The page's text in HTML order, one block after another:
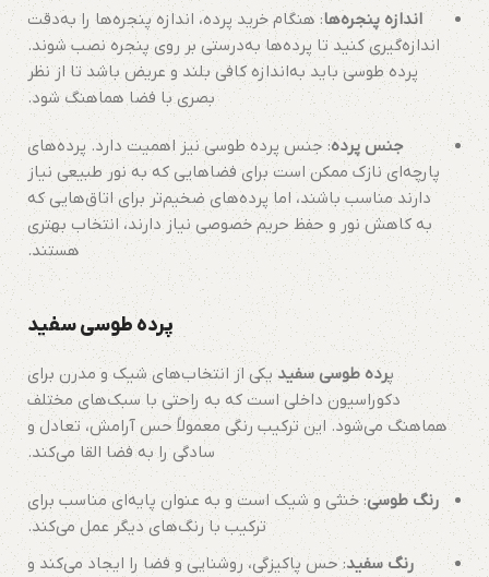
اندازه پنجره‌ها: هنگام خرید پرده، اندازه پنجره‌ها را به‌دقت
اندازه‌گیری کنید تا پرده‌ها به‌درستی بر روی پنجره نصب شوند.
پرده طوسی باید به‌اندازه کافی بلند و عریض باشد تا از نظر
بصری با فضا هماهنگ شود.
جنس پرده: جنس پرده طوسی نیز اهمیت دارد. پرده‌های
پارچه‌ای نازک ممکن است برای فضاهایی که به نور طبیعی نیاز
دارند مناسب باشند، اما پرده‌های ضخیم‌تر برای اتاق‌هایی که
به کاهش نور و حفظ حریم خصوصی نیاز دارند، انتخاب بهتری
هستند.
پرده طوسی سفید
پرده طوسی سفید یکی از انتخاب‌های شیک و مدرن برای
دکوراسیون داخلی است که به راحتی با سبک‌های مختلف
هماهنگ می‌شود. این ترکیب رنگی معمولاً حس آرامش، تعادل و
سادگی را به فضا القا می‌کند.
رنگ طوسی: خنثی و شیک است و به عنوان پایه‌ای مناسب برای
ترکیب با رنگ‌های دیگر عمل می‌کند.
رنگ سفید: حس پاکیزگی، روشنایی و فضا را ایجاد می‌کند و